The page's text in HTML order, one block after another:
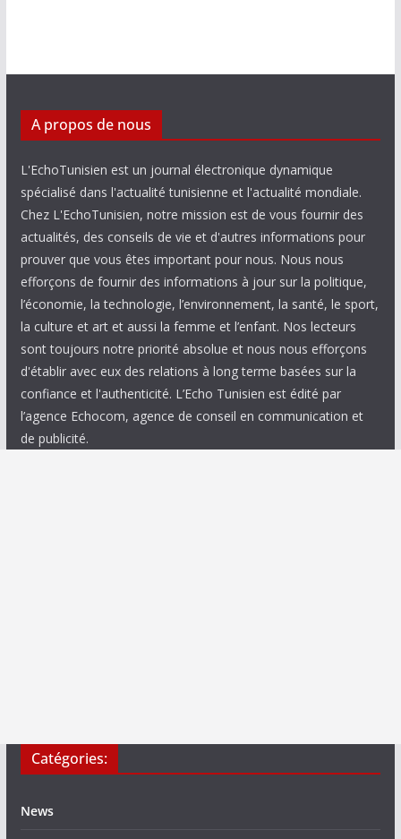
A propos de nous
L'EchoTunisien est un journal électronique dynamique
spécialisé dans l'actualité tunisienne et l'actualité mondiale.
Chez L'EchoTunisien, notre mission est de vous fournir des
actualités, des conseils de vie et d'autres informations pour
prouver que vous êtes important pour nous. Nous nous
efforçons de fournir des informations à jour sur la politique,
l’économie, la technologie, l’environnement, la santé, le sport,
la culture et art et aussi la femme et l’enfant. Nos lecteurs
sont toujours notre priorité absolue et nous nous efforçons
d'établir avec eux des relations à long terme basées sur la
confiance et l'authenticité. L’Echo Tunisien est édité par
l’agence Echocom, agence de conseil en communication et
de publicité.
Catégories:
News